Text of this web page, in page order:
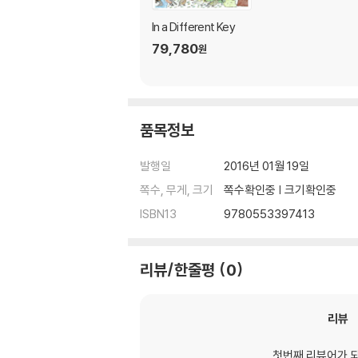
In a Different Key
79,780원
품목정보
발행일
2016년 01월 19일
쪽수, 무게, 크기
쪽수확인중 | 크기확인중
ISBN13
9780553397413
리뷰/한줄평 0
리뷰